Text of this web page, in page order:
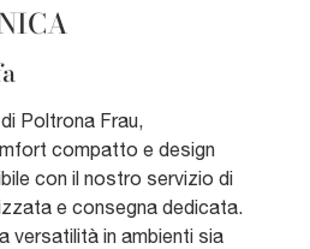
Poltrona Frau,
compatto e design
con il nostro servizio di
e consegna dedicata.
versatilità in ambienti sia